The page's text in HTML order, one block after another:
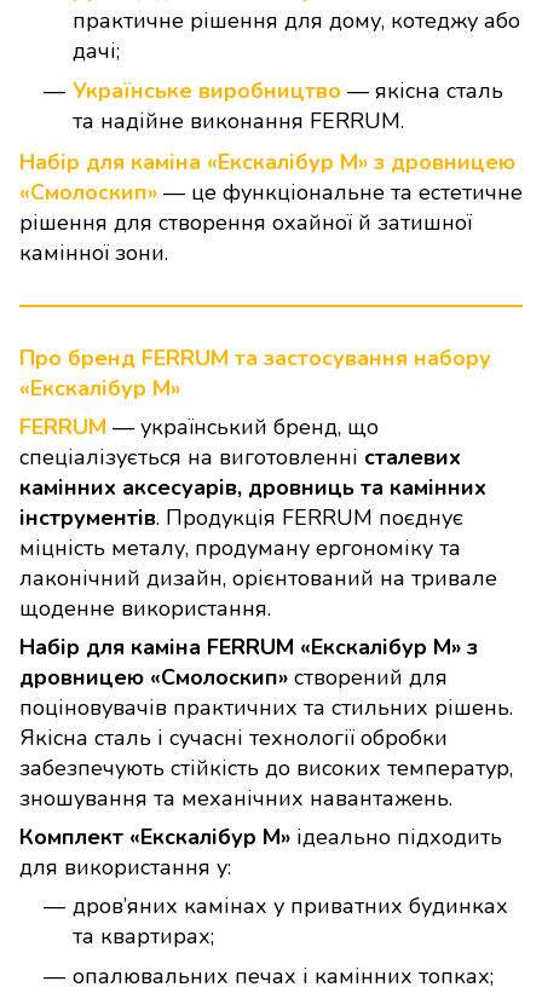
практичне рішення для дому, котеджу або
дачі;
Українське виробництво — якісна сталь
та надійне виконання FERRUM.
Набір для каміна «Екскалібур М» з дровницею
«Смолоскип» — це функціональне та естетичне
рішення для створення охайної й затишної
камінної зони.
Про бренд FERRUM та застосування набору
«Екскалібур М»
FERRUM — український бренд, що
спеціалізується на виготовленні сталевих
камінних аксесуарів, дровниць та камінних
інструментів. Продукція FERRUM поєднує
міцність металу, продуману ергономіку та
лаконічний дизайн, орієнтований на тривале
щоденне використання.
Набір для каміна FERRUM «Екскалібур М» з
дровницею «Смолоскип» створений для
поціновувачів практичних та стильних рішень.
Якісна сталь і сучасні технології обробки
забезпечують стійкість до високих температур,
зношування та механічних навантажень.
Комплект «Екскалібур М» ідеально підходить
для використання у:
дров’яних камінах у приватних будинках
та квартирах;
опалювальних печах і камінних топках;